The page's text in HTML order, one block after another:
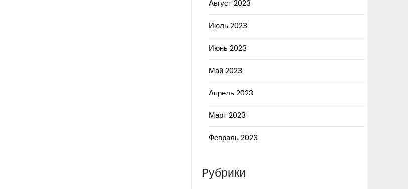
Август 2023
Июль 2023
Июнь 2023
Май 2023
Апрель 2023
Март 2023
Февраль 2023
Рубрики